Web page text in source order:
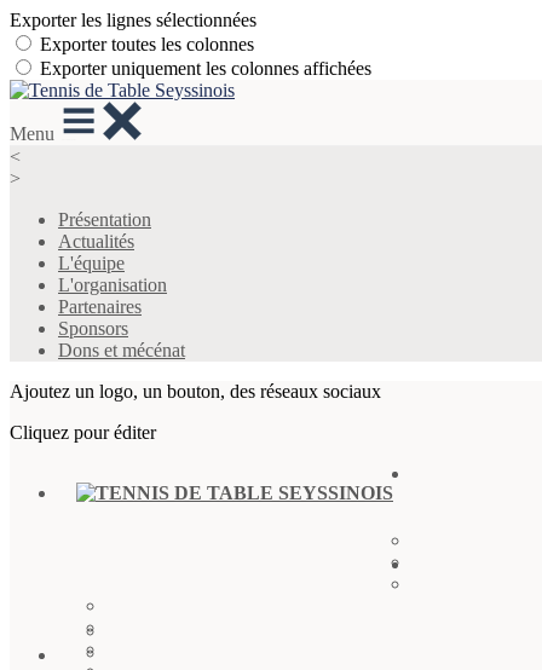
Exporter les lignes sélectionnées
Exporter toutes les colonnes
Exporter uniquement les colonnes affichées
Menu
<
>
Présentation
Actualités
L'équipe
L'organisation
Partenaires
Sponsors
Dons et mécénat
Ajoutez un logo, un bouton, des réseaux sociaux
Cliquez pour éditer